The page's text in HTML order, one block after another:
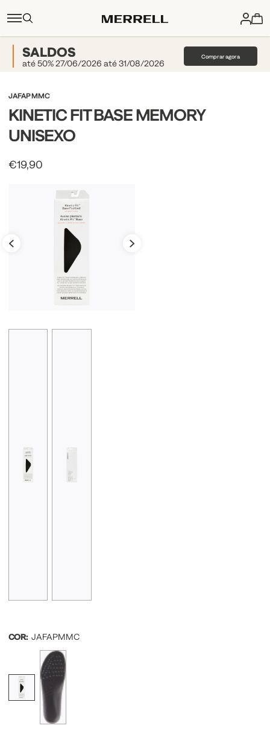
SALDOS
até 50% 27/06/2026 até 31/08/2026
Comprar agora
JAFAPMMC
KINETIC FIT BASE MEMORY
UNISEXO
€19,90
COR: JAFAPMMC